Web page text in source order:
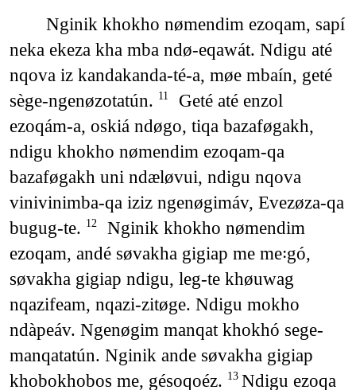
Nginik khokho nømendim ezoqam, sapí
neka ekeza kha mba ndø-eqawát. Ndigu até
nqova iz kandakanda-té-a, møe mbaín, geté
sège-ngenøzotatún. 11
Geté até enzol
ezoqám-a, oskiá ndøgo, tiqa bazaføgakh,
ndigu khokho nømendim ezoqam-qa
bazaføgakh uni ndæløvui, ndigu nqova
vinivinimba-qa iziz ngenøgimáv, Evezøza-qa
bugug-te. 12
Nginik khokho nømendim
ezoqam, andé søvakha gigiap me me꞉gó,
søvakha gigiap ndigu, leg-te khøuwag
nqazifeam, nqazi-zitøge. Ndigu mokho
ndàpeáv. Ngenøgim manqat khokhó sege-
manqatatún. Nginik ande søvakha gigiap
khobokhobos me, gésoqoéz. 13 Ndigu ezoqa